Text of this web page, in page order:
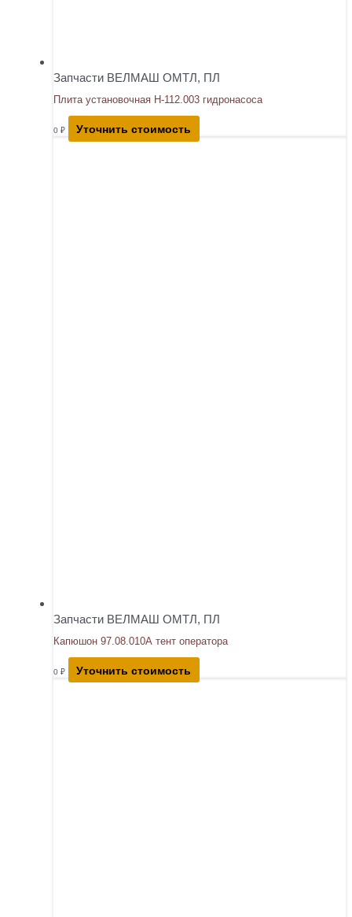
Запчасти ВЕЛМАШ ОМТЛ, ПЛ
Плита установочная Н-112.003 гидронасоса
0 ₽ Уточнить стоимость
Запчасти ВЕЛМАШ ОМТЛ, ПЛ
Капюшон 97.08.010А тент оператора
0 ₽ Уточнить стоимость